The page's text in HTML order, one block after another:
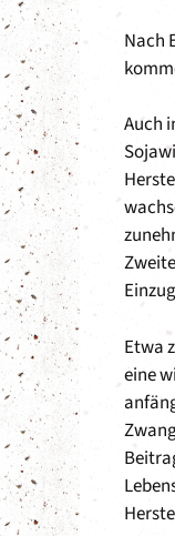
Nach
Auch
Etwa
eine